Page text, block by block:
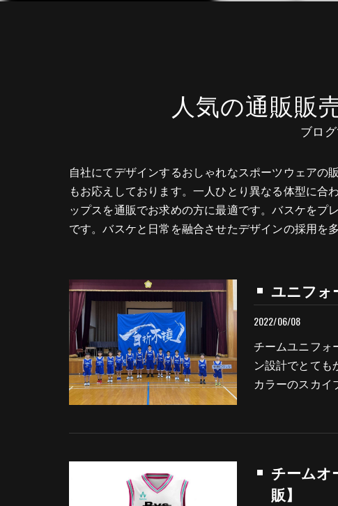
人気の通販販
ブロ
自社にてデザインするおしゃれなスポーツウェア
もお応えしております。一人ひとり異なる体型に
ップスを通販でお求めの方に最適です。バスケを
です。バスケと日常を融合させたデザインの採用を
ユニフォ
2022/06/08
チームユニフォ
ン設計でとて
カラーのスカイ
チームオ
販】